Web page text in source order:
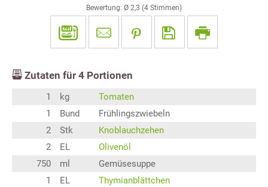
Bewertung: Ø 2,3 (4 Stimmen)
Zutaten für 4 Portionen
1 kg
Tomaten
1
Bund
Frühlingszwiebeln
2
Stk
Knoblauchzehen
2
EL
Olivenöl
750
ml
Gemüsesuppe
1
EL
Thymianblättchen